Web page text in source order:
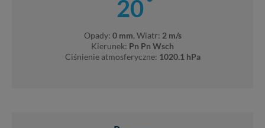
20
Opady: 0 mm, Wiatr: 2 m/s
Kierunek: Pn Pn Wsch
Ciśnienie atmosferyczne: 1020.1 hPa